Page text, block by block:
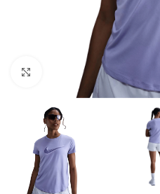
Amplía la Imagen